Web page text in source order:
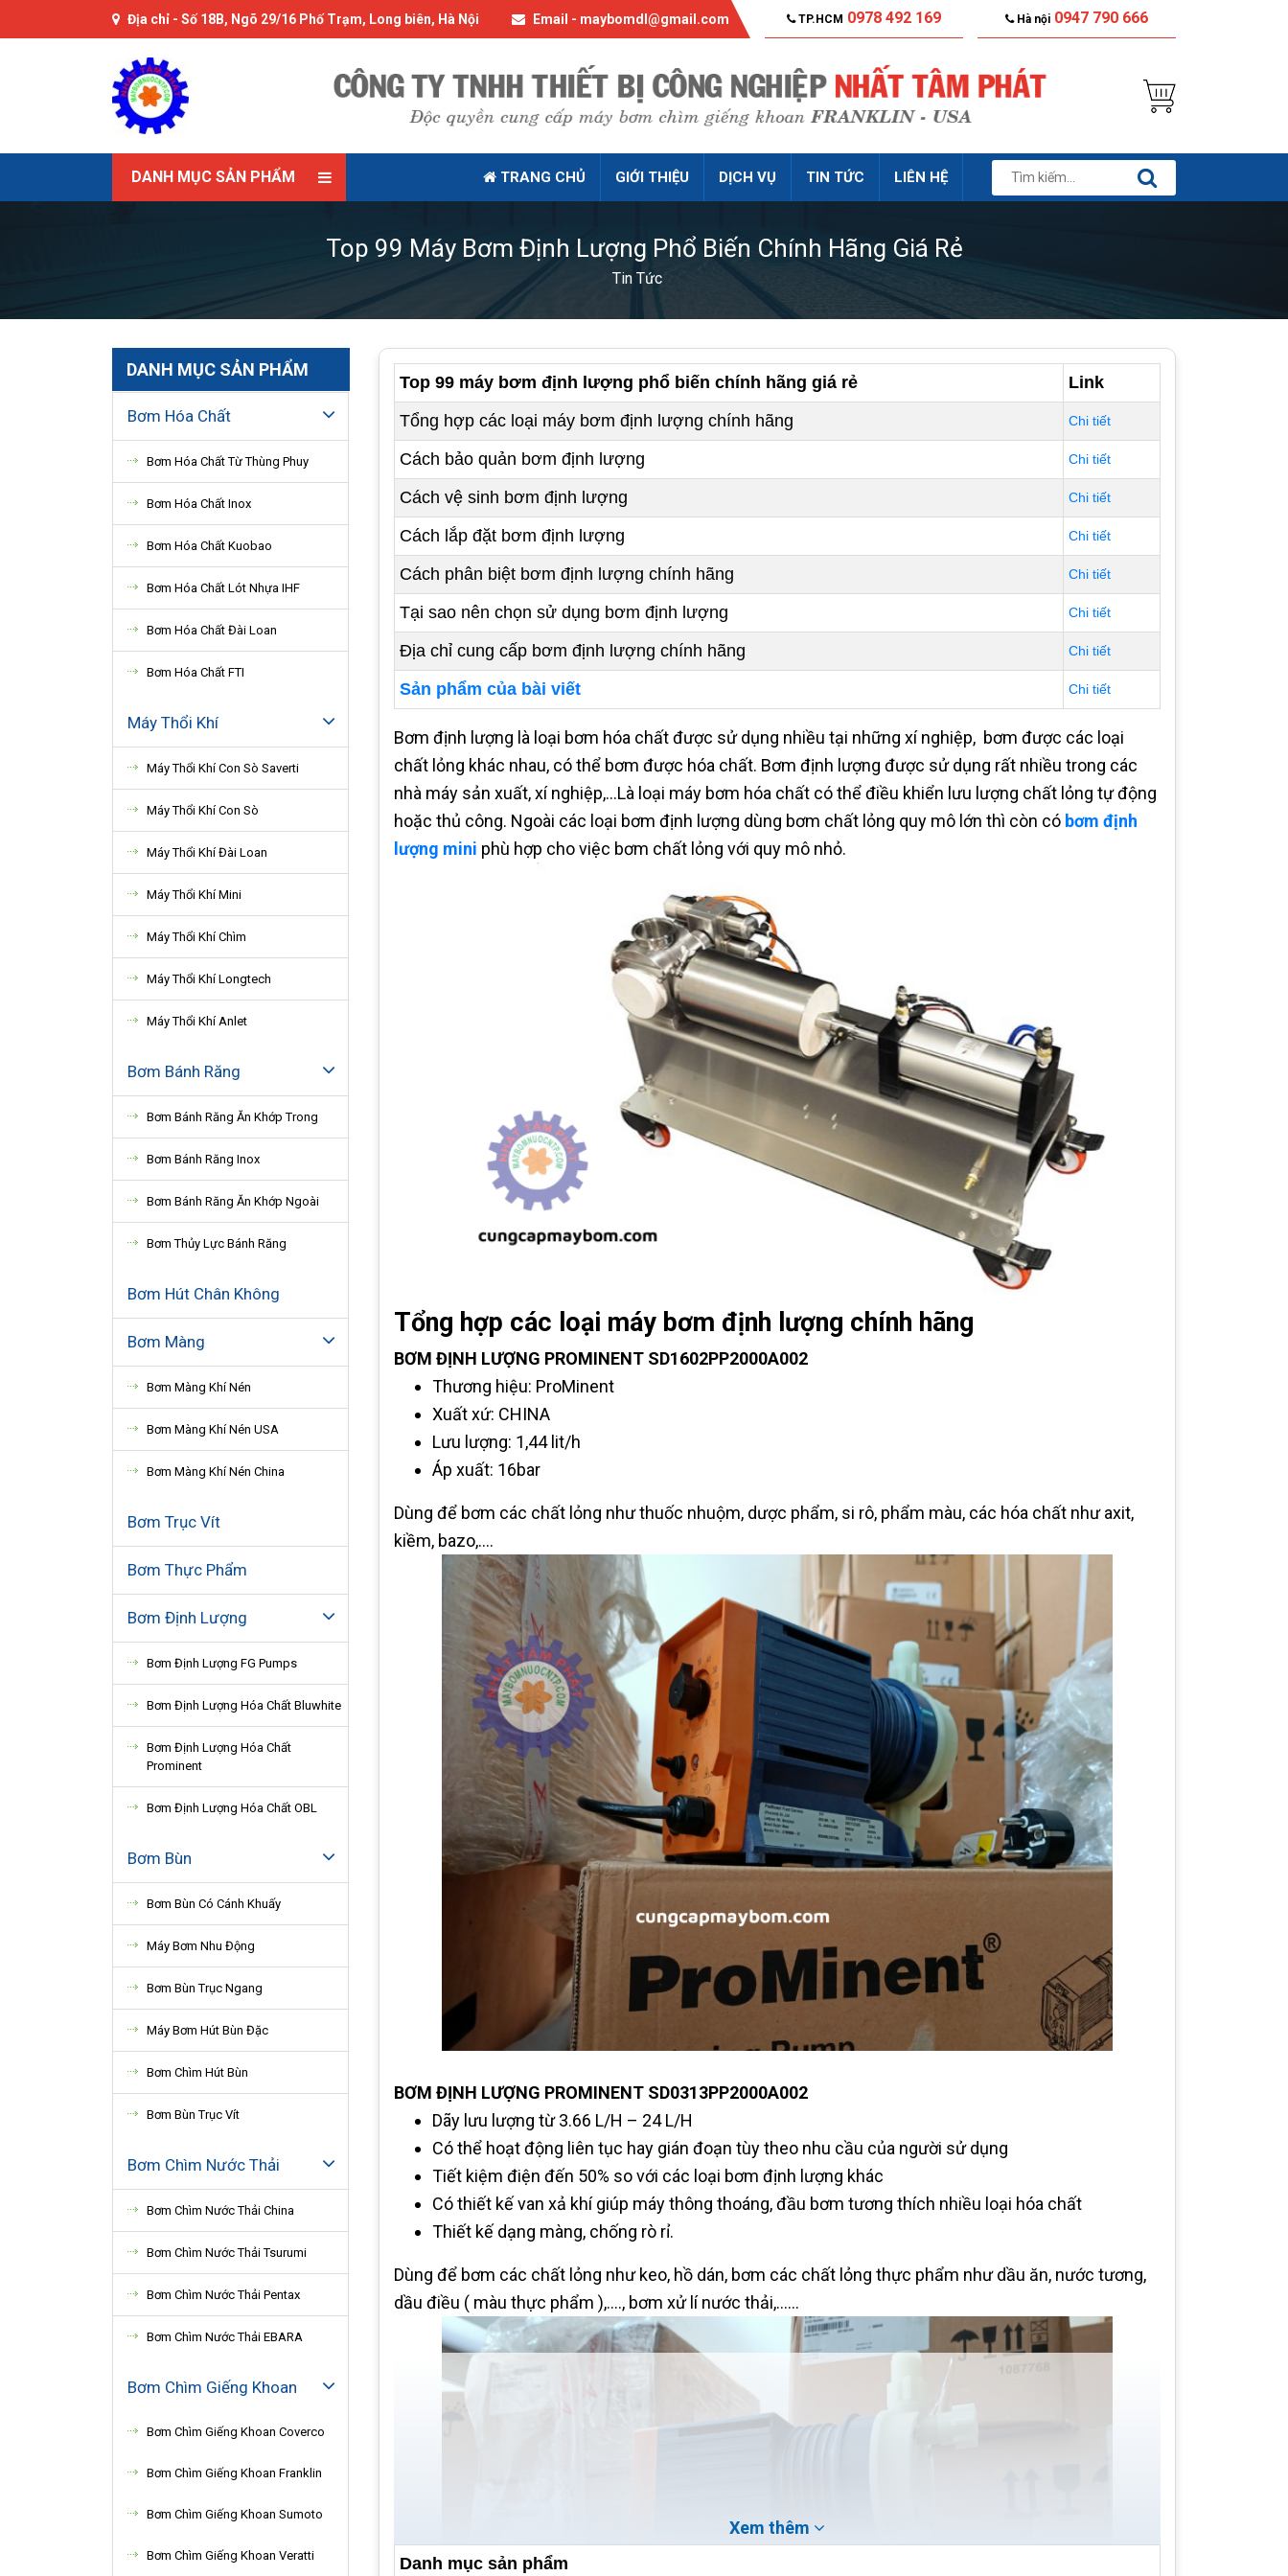
Địa chỉ - Số 18B, Ngõ 29/16 Phố Trạm, Long biên, Hà Nội Email - maybomdl@gmail.com TP.HCM 0978 492 169 Hà nội 0947 790 666
DANH MỤC SẢN PHẨM TRANG CHỦ GIỚI THIỆU DỊCH VỤ TIN TỨC LIÊN HỆ
Top 99 Máy Bơm Định Lượng Phổ Biến Chính Hãng Giá Rẻ
Tin Tức
DANH MỤC SẢN PHẨM
Bơm Hóa Chất
Bơm Hóa Chất Từ Thùng Phuy
Bơm Hóa Chất Inox
Bơm Hóa Chất Kuobao
Bơm Hóa Chất Lót Nhựa IHF
Bơm Hóa Chất Đài Loan
Bơm Hóa Chất FTI
Máy Thổi Khí
Máy Thổi Khí Con Sò Saverti
Máy Thổi Khí Con Sò
Máy Thổi Khí Đài Loan
Máy Thổi Khí Mini
Máy Thổi Khí Chìm
Máy Thổi Khí Longtech
Máy Thổi Khí Anlet
Bơm Bánh Răng
Bơm Bánh Răng Ăn Khớp Trong
Bơm Bánh Răng Inox
Bơm Bánh Răng Ăn Khớp Ngoài
Bơm Thủy Lực Bánh Răng
Bơm Hút Chân Không
Bơm Màng
Bơm Màng Khí Nén
Bơm Màng Khí Nén USA
Bơm Màng Khí Nén China
Bơm Trục Vít
Bơm Thực Phẩm
Bơm Định Lượng
Bơm Định Lượng FG Pumps
Bơm Định Lượng Hóa Chất Bluwhite
Bơm Định Lượng Hóa Chất
Prominent
Bơm Định Lượng Hóa Chất OBL
Bơm Bùn
Bơm Bùn Có Cánh Khuấy
Máy Bơm Nhu Động
Bơm Bùn Trục Ngang
Máy Bơm Hút Bùn Đặc
Bơm Chìm Hút Bùn
Bơm Bùn Trục Vít
Bơm Chìm Nước Thải
Bơm Chìm Nước Thải China
Bơm Chìm Nước Thải Tsurumi
Bơm Chìm Nước Thải Pentax
Bơm Chìm Nước Thải EBARA
Bơm Chìm Giếng Khoan
Bơm Chìm Giếng Khoan Coverco
Bơm Chìm Giếng Khoan Franklin
Bơm Chìm Giếng Khoan Sumoto
Bơm Chìm Giếng Khoan Veratti
Top 99 máy bơm định lượng phổ biến chính hãng giá rẻ
Link
Tổng hợp các loại máy bơm định lượng chính hãng
Chi tiết
Cách bảo quản bơm định lượng Chi tiết
Cách vệ sinh bơm định lượng Chi tiết
Cách lắp đặt bơm định lượng Chi tiết
Cách phân biệt bơm định lượng chính hãng Chi tiết
Tại sao nên chọn sử dụng bơm định lượng Chi tiết
Địa chỉ cung cấp bơm định lượng chính hãng Chi tiết
Sản phẩm của bài viết Chi tiết
Bơm định lượng là loại bơm hóa chất được sử dụng nhiều tại những xí nghiệp, bơm được các loại
chất lỏng khác nhau, có thể bơm được hóa chất. Bơm định lượng được sử dụng rất nhiều trong các
nhà máy sản xuất, xí nghiệp,...Là loại máy bơm hóa chất có thể điều khiển lưu lượng chất lỏng tự động
hoặc thủ công. Ngoài các loại bơm định lượng dùng bơm chất lỏng quy mô lớn thì còn có bơm định
lượng mini phù hợp cho việc bơm chất lỏng với quy mô nhỏ.
Tổng hợp các loại máy bơm định lượng chính hãng
BƠM ĐỊNH LƯỢNG PROMINENT SD1602PP2000A002
Thương hiệu: ProMinent
Xuất xứ: CHINA
Lưu lượng: 1,44 lit/h
Áp xuất: 16bar
Dùng để bơm các chất lỏng như thuốc nhuộm, dược phẩm, si rô, phẩm màu, các hóa chất như axit,
kiềm, bazo,....
BƠM ĐỊNH LƯỢNG PROMINENT SD0313PP2000A002
Dãy lưu lượng từ 3.66 L/H – 24 L/H
Có thể hoạt động liên tục hay gián đoạn tùy theo nhu cầu của người sử dụng
Tiết kiệm điện đến 50% so với các loại bơm định lượng khác
Có thiết kế van xả khí giúp máy thông thoáng, đầu bơm tương thích nhiều loại hóa chất
Thiết kế dạng màng, chống rò rỉ.
Dùng để bơm các chất lỏng như keo, hồ dán, bơm các chất lỏng thực phẩm như dầu ăn, nước tương,
dầu điều ( màu thực phẩm ),...., bơm xử lí nước thải,......
Xem thêm
Danh mục sản phẩm